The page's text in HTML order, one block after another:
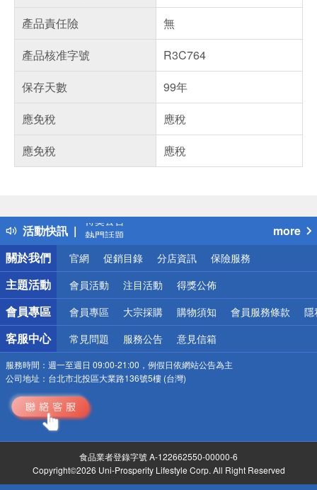
產品責任險
無
產品核准字號
R3C764
保存天數
99年
應免稅
應稅
應免稅
應稅
活動快訊
得獎公告
熱門話題
銀行優惠
偏遠地區配送
詐騙網頁！請小心！
more
關於我們
官網 促銷目錄 分店資訊 保險服務
主題活動 會員活動 注目活動 得獎公佈
會員專區 會員專區 大宗採購 購物須知 會員服務條款 隱
客服中心 常見問題 服務公告 意見信箱
服務時間： 週一至週日 09:00-21:00，例假日依網站公告為主
公司地址： 台北市北投區大業路136號5樓 (台灣)
食品業者登錄字號 A-122662550-00000-6
Copyright©2026 Uni-Prosperity Lifestyle Corp. All Right Reserved